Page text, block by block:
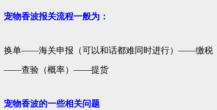
宠物香波报关流程一般为：
换单——海关申报（可以和话都难同时进行）——缴税
——查验（概率）——提货
宠物香波的一些相关问题